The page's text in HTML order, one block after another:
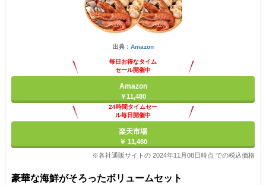
出典： Amazon
毎日お得なタイム
セール開催中
Amazon
￥11,480
24時間タイムセー
ル毎日開催中
楽天市場
￥ 11,480
※各社通販サイトの 2024年11月08日時点 での税込価格
豪華な海鮮がそろったボリュームセット